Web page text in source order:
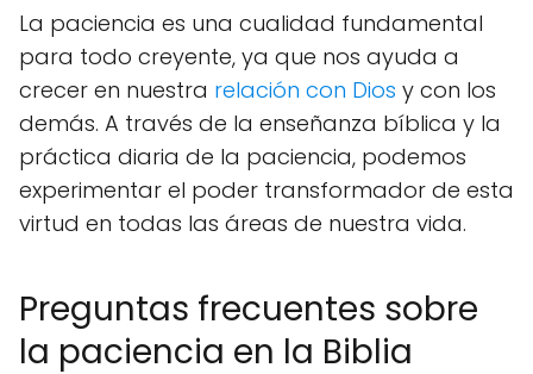
La paciencia es una cualidad fundamental
para todo creyente, ya que nos ayuda a
crecer en nuestra relación con Dios y con los
demás. A través de la enseñanza bíblica y la
práctica diaria de la paciencia, podemos
experimentar el poder transformador de esta
virtud en todas las áreas de nuestra vida.
Preguntas frecuentes sobre
la paciencia en la Biblia